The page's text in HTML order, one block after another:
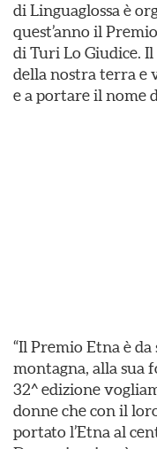
di Linguaglossa è
quest’anno il
di Turi Lo Giudice.
della nostra terra e
e a portare il nome
“Il Premio Etna è
montagna, alla sua
32^ edizione
donne che con il
portato l’Etna al